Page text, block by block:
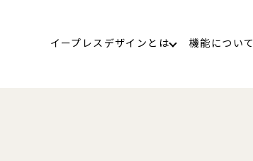
イープレスデザインとは 機能について